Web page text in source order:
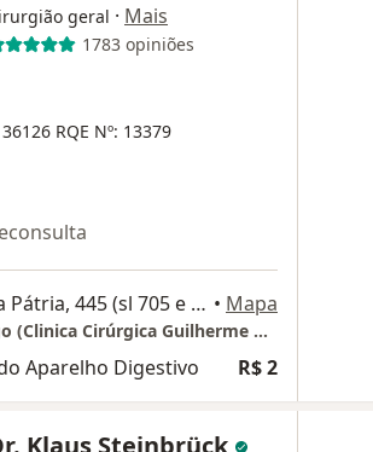
geral · Mais
1783 opiniões
36126 RQE Nº: 13379
Rua Voluntários da Pátria, 445 (sl 705 e 706), Rio de Janeiro • Mapa
Consultório Botafogo (Clinica Cirúrgica Guilherme Cotta)
Aparelho Digestivo R$ 2